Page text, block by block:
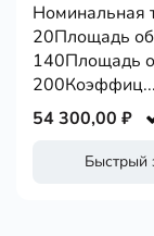
Номинальная
20Площадь
140Площадь
200Коэффиц...
Быстрый
54 300,00 ₽